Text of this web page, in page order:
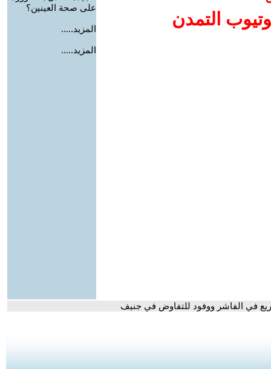
التمدن
على صحة العينين؟
المزيد.....
المزيد.....
في الفاشر ووفود للتفاوض في جنيف